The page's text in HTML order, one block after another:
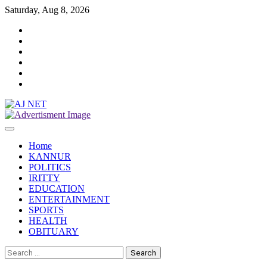
Skip
content
Saturday, Aug 8, 2026
Home
KANNUR
POLITICS
IRITTY
EDUCATION
ENTERTAINMENT
SPORTS
HEALTH
OBITUARY
Search
for: